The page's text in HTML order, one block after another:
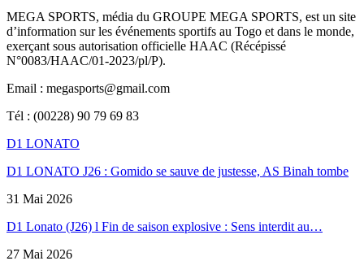
MEGA SPORTS, média du GROUPE MEGA SPORTS, est un site
d’information sur les événements sportifs au Togo et dans le monde,
exerçant sous autorisation officielle HAAC (Récépissé
N°0083/HAAC/01-2023/pl/P).
Email : megasports@gmail.com
Tél : (00228) 90 79 69 83
D1 LONATO
D1 LONATO J26 : Gomido se sauve de justesse, AS Binah tombe
31 Mai 2026
D1 Lonato (J26) l Fin de saison explosive : Sens interdit au…
27 Mai 2026